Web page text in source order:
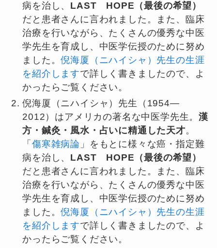
病を治し、 LAST HOPE（最後の希望）
だと患者さんに言われました。また、臨床
治療を行いながら、たくさんの優秀な中医
学先生を育成し、中医学伝授のために努め
ました。倪海厦（ニハイシャ）先生の生涯
を紹介しますで詳しく書きましたので、よ
かったらご覧ください。
倪海厦（ニハイシャ）先生（1954—
2012）はアメリカの著名な中医学先生。漢
方・鍼灸・風水・占いに精通した天才。
「傷寒雑病論 」をもとに様々な癌・指定難
病を治し、 LAST HOPE（最後の希望）
だと患者さんに言われました。また、臨床
治療を行いながら、たくさんの優秀な中医
学先生を育成し、中医学伝授のために努め
ました。倪海厦（ニハイシャ）先生の生涯
を紹介しますで詳しく書きましたので、よ
かったらご覧ください。